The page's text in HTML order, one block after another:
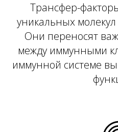
Трансфер-
уникальных
Они переносят
между иммунными
иммунной системе